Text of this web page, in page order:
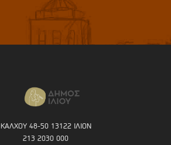
ΚΑΛΧΟΥ 48-50 13122 ΙΛΙΟΝ
213 2030 000